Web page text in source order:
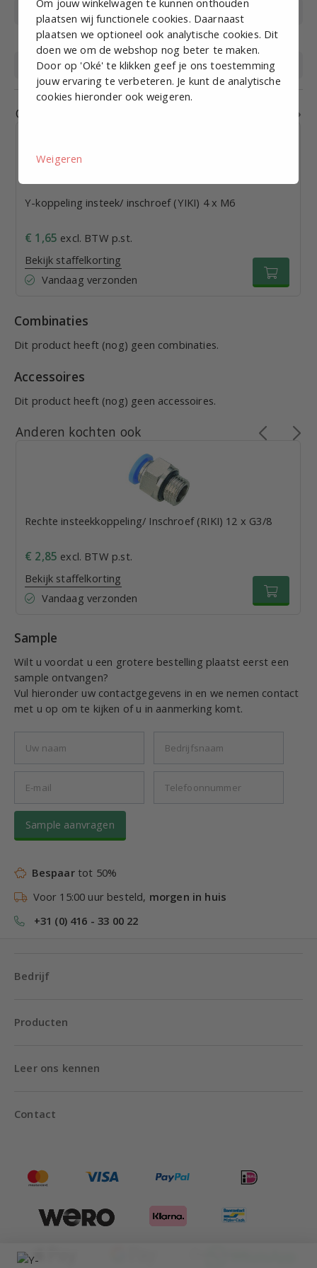
Materiaal
Messing vernikkeld, kunststof
Materiaal afdichting
NBR
Medium
Perslucht
Gerelateerde producten
Y-koppeling insteek/ inschroef (YIKI) 4 x M6
€ 1,65 excl. BTW p.st.
Bekijk staffelkorting
Vandaag verzonden
Combinaties
Dit product heeft (nog) geen combinaties.
Accessoires
Dit product heeft (nog) geen accessoires.
Anderen kochten ook
Rechte insteekkoppeling/ Inschroef (RIKI) 12 x G3/8
€ 2,85 excl. BTW p.st.
Bekijk staffelkorting
Vandaag verzonden
Sample
Wilt u voordat u een grotere bestelling plaatst eerst een
sample ontvangen?
Vul hieronder uw contactgegevens in en we nemen contact
met u op om te kijken of u in aanmerking komt.
Sample aanvragen
Bespaartot 50%
Voor 15:00 uur besteld, morgen in huis
+31 (0) 416 - 33 00 22
Bedrijf
Producten
Leer ons kennen
Contact
Om jouw winkelwagen te kunnen onthouden
plaatsen wij functionele cookies. Daarnaast
plaatsen we optioneel ook analytische cookies. Dit
doen we om de webshop nog beter te maken.
Door op 'Oké' te klikken geef je ons toestemming
jouw ervaring te verbeteren. Je kunt de analytische
cookies hieronder ook weigeren.
Weigeren